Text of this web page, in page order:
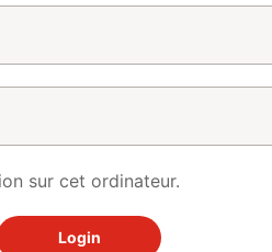
sur cet ordinateur.